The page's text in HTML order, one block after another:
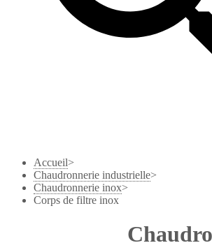
Accueil>
Chaudronnerie industrielle>
Chaudronnerie inox>
Corps de filtre inox